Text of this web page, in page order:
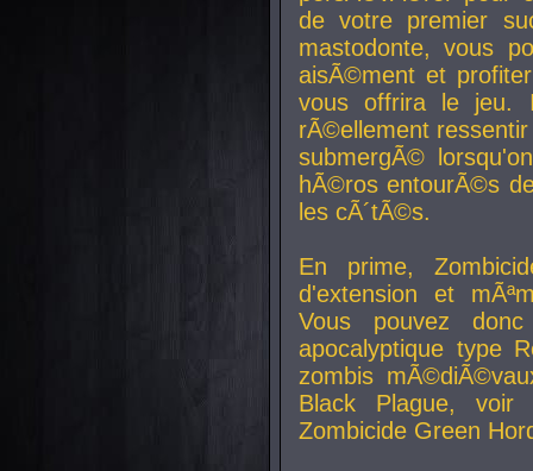
de votre premier
mastodonte, vous
aisÃ©ment et
vous offrira le jeu.
rÃ©ellement
submergÃ©
hÃ©ros entourÃ©s
les cÃ´tÃ©s.
En prime,
d'extension et
Vous pouvez
apocalyptique type
zombis
Black Plague,
Zombicide Green